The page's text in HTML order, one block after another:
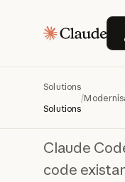
Solutions
Solutions
/
Accélérez la
votre code
Claude Code
Claude
code